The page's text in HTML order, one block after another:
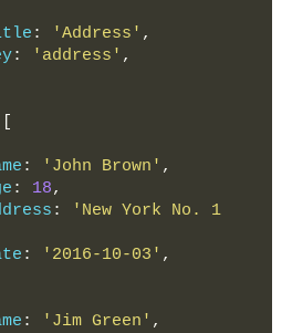
title
: 'Address' ,
key
: 'address' ,
name
: 'John Brown' ,
age
: 18,
address
:
'New York No. 1
date
: '2016-10-03' ,
name
: 'Jim Green' ,